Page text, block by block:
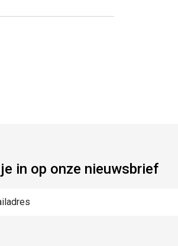
in op onze nieuwsbrief